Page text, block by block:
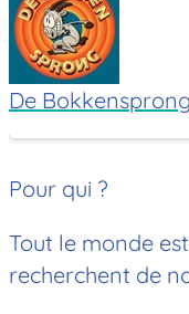
De
Pour qui ?
Tout le monde
recherchent de